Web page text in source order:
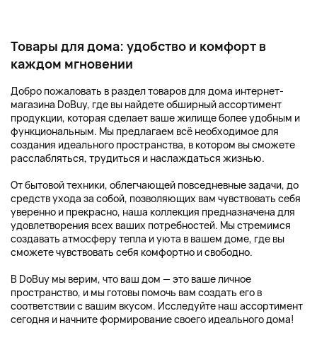
Товары для дома: удобство и комфорт в
каждом мгновении
Добро пожаловать в раздел товаров для дома интернет-
магазина DoBuy, где вы найдете обширный ассортимент
продукции, которая сделает ваше жилище более удобным и
функциональным. Мы предлагаем всё необходимое для
создания идеального пространства, в котором вы сможете
расслабляться, трудиться и наслаждаться жизнью.
От бытовой техники, облегчающей повседневные задачи, до
средств ухода за собой, позволяющих вам чувствовать себя
уверенно и прекрасно, наша коллекция предназначена для
удовлетворения всех ваших потребностей. Мы стремимся
создавать атмосферу тепла и уюта в вашем доме, где вы
сможете чувствовать себя комфортно и свободно.
В DoBuy мы верим, что ваш дом — это ваше личное
пространство, и мы готовы помочь вам создать его в
соответствии с вашим вкусом. Исследуйте наш ассортимент
сегодня и начните формирование своего идеального дома!